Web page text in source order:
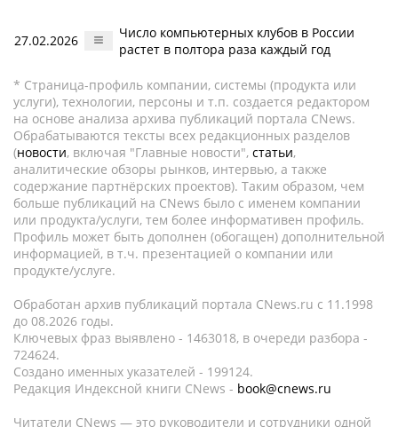
27.02.2026
Число компьютерных клубов в России
растет в полтора раза каждый год
* Страница-профиль компании, системы (продукта или
услуги), технологии, персоны и т.п. создается редактором
на основе анализа архива публикаций портала CNews.
Обрабатываются тексты всех редакционных разделов
(новости, включая "Главные новости", статьи,
аналитические обзоры рынков, интервью, а также
содержание партнёрских проектов). Таким образом, чем
больше публикаций на CNews было с именем компании
или продукта/услуги, тем более информативен профиль.
Профиль может быть дополнен (обогащен) дополнительной
информацией, в т.ч. презентацией о компании или
продукте/услуге.
Обработан архив публикаций портала CNews.ru c 11.1998
до 08.2026 годы.
Ключевых фраз выявлено - 1463018, в очереди разбора -
724624.
Создано именных указателей - 199124.
Редакция Индексной книги CNews - book@cnews.ru
Читатели CNews — это руководители и сотрудники одной